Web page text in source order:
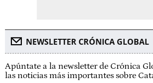
NEWSLETTER CRÓNICA GLOBAL
Apúntate a la newsletter de Crónica
las noticias más importantes sobre